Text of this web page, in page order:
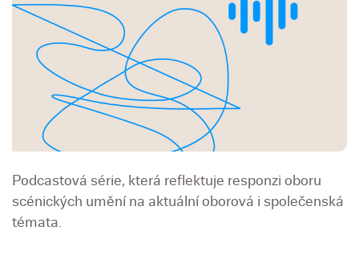
Podcastová série, která reflektuje responzi oboru
scénických umění na aktuální oborová i společenská
témata.